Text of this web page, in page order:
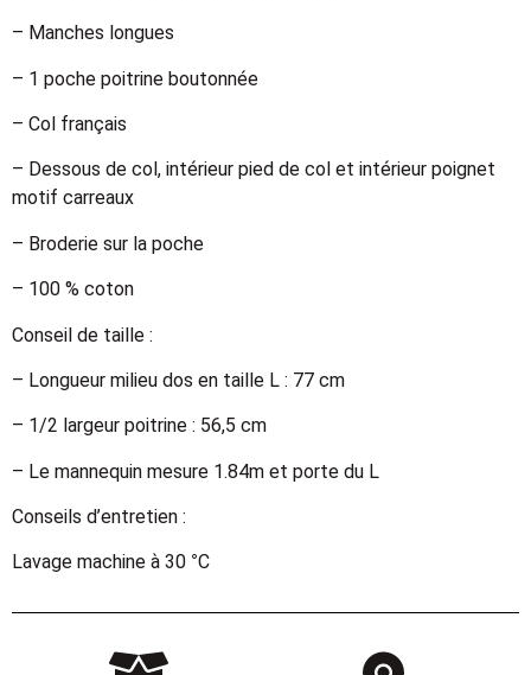
– Manches longues
– 1 poche poitrine boutonnée
– Col français
– Dessous de col, intérieur pied de col et intérieur poignet
motif carreaux
– Broderie sur la poche
– 100 % coton
Conseil de taille :
– Longueur milieu dos en taille L : 77 cm
– 1/2 largeur poitrine : 56,5 cm
– Le mannequin mesure 1.84m et porte du L
Conseils d’entretien :
Lavage machine à 30 °C